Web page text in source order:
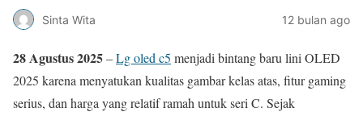
Sinta Wita 12 bulan ago
28 Agustus 2025–Lg oled c5 menjadi bintang baru lini OLED
2025 karena menyatukan kualitas gambar kelas atas, fitur gaming
serius, dan harga yang relatif ramah untuk seri C. Sejak